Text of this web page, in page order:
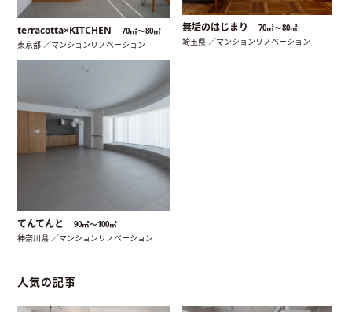
terracotta×KITCHEN 70㎡〜80㎡
東京都 ／マンションリノベーション
無垢のはじまり 70㎡〜80㎡
埼玉県 ／マンションリノベーション
てんてんと 90㎡〜100㎡
神奈川県 ／マンションリノベーション
人気の記事